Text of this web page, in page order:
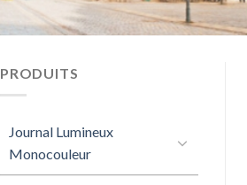
PRODUITS
Journal Lumineux
Monocouleur